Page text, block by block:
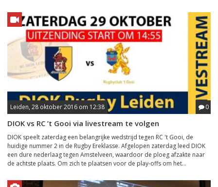
Leiden, 28 oktober 2016 om 12:38 0
DIOK vs RC ’t Gooi via livestream te volgen
DIOK speelt zaterdag een belangrijke wedstrijd tegen RC 't Gooi, de
huidige nummer 2 in de Rugby Ereklasse. Afgelopen zaterdag leed DIOK
een dure nederlaag tegen Amstelveen, waardoor de ploeg afzakte naar
de achtste plaats. Om zich te plaatsen voor de play-offs om het...